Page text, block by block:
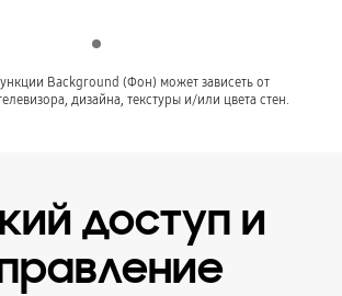
Background (Фон) может зависеть от
дизайна, текстуры и/или цвета стен.
доступ и